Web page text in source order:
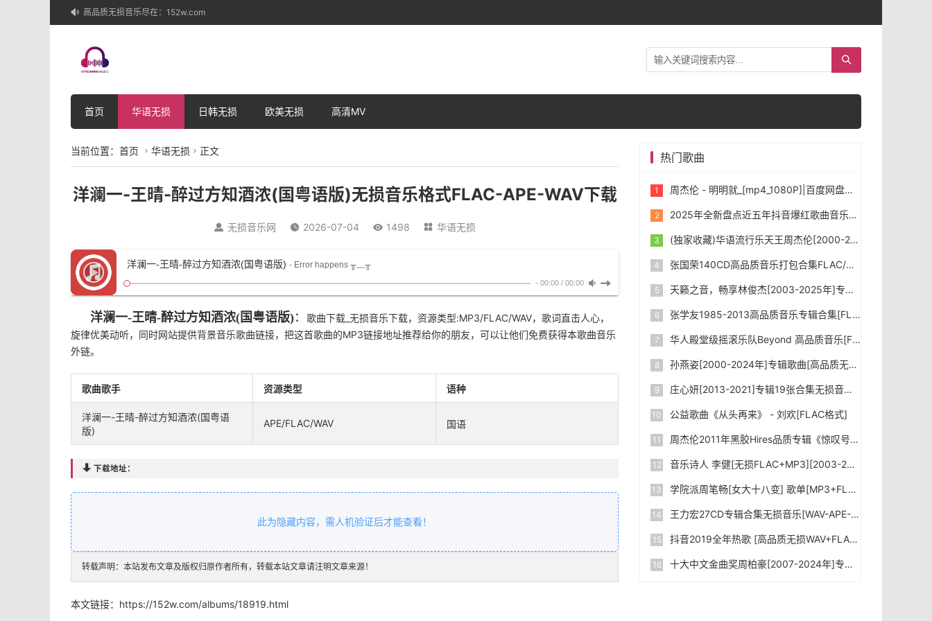
 高品质无损音乐尽在：152w.com
首页 华语无损 日韩无损 欧美无损 高清MV
当前位置： 首页  华语无损  正文
洋澜一-王晴-醉过方知酒浓(国粤语版)无损音乐格式FLAC-APE-WAV下载
 无损音乐网  2026-07-04  1498  华语无损
洋澜一-王晴-醉过方知酒浓(国粤语版) - Error happens ╥﹏╥
- 00:00 / 00:00
洋澜一-王晴-醉过方知酒浓(国粤语版)： 歌曲下载_无损音乐下载，资源类型:MP3/FLAC/WAV，歌词直击人心，
旋律优美动听，同时网站提供背景音乐歌曲链接，把这首歌曲的MP3链接地址推荐给你的朋友，可以让他们免费获得本歌曲音乐
外链。
歌曲歌手 资源类型 语种
洋澜一-王晴-醉过方知酒浓(国粤语
版)
APE/FLAC/WAV 国语
 下载地址：
此为隐藏内容，需人机验证后才能查看！
转载声明：本站发布文章及版权归原作者所有，转载本站文章请注明文章来源！
本文链接： https://152w.com/albums/18919.html
热门歌曲
周杰伦 - 明明就_[mp4_1080P]|百度网盘下载
2025年全新盘点近五年抖音爆红歌曲音乐共1431首，首首令人如痴如醉。
(独家收藏)华语流行乐天王周杰伦[2000-2025年]所有专辑音乐[无损FLAC/WAV/MP3]合集下载
张国荣140CD高品质音乐打包合集FLAC/WAV/MP3]下载
天籁之音，畅享林俊杰[2003-2025年]专辑打包合集 [无损FLAC/WAV/MP3] 下载
张学友1985-2013高品质音乐专辑合集[FLAC/WAV/MP3]下载
华人殿堂级摇滚乐队Beyond 高品质音乐[FLAC+MP3/Kbps]合集_下载
孙燕姿[2000-2024年]专辑歌曲[高品质无损FLAC+MP3-320kbps]合集下载
庄心妍[2013-2021]专辑19张合集无损音乐WAV格式网盘下载|百度网盘
公益歌曲《从头再来》 - 刘欢[FLAC格式]
周杰伦2011年黑胶Hires品质专辑《惊叹号》[WAV格式]无损音乐下载|百度网盘
音乐诗人 李健[无损FLAC+MP3][2003-2024]专辑合集 下载
学院派周笔畅[女大十八变] 歌单[MP3+FLAC格式]无损音乐下载|百度网盘
王力宏27CD专辑合集无损音乐[WAV-APE-FLAC]网盘下载|百度网盘
抖音2019全年热歌 [高品质无损WAV+FLAC+MP3-320kbps+MV] 2000+首大合集 网盘下载|百度网盘
十大中文金曲奖周柏豪[2007-2024年]专辑音乐合集[FLAC格式+MP3-4.76GB]无损音乐下载|百度网盘